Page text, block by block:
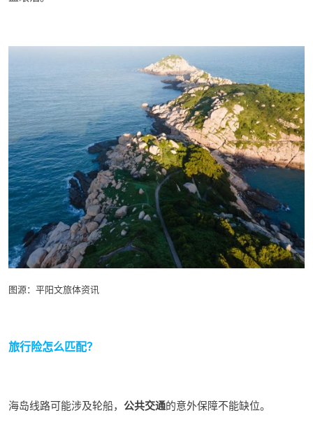
图源：平阳文旅体资讯
旅行险怎么匹配？
海岛线路可能涉及轮船， 公共交通的意外保障不能缺位。